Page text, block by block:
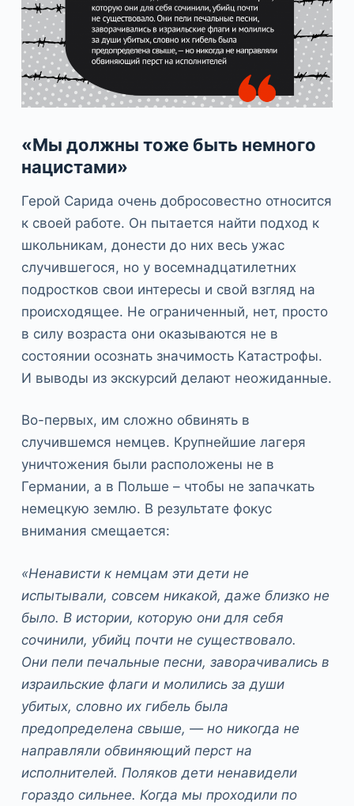
«Мы должны тоже быть немного
нацистами»
Герой Сарида очень добросовестно относится
к своей работе. Он пытается найти подход к
школьникам, донести до них весь ужас
случившегося, но у восемнадцатилетних
подростков свои интересы и свой взгляд на
происходящее. Не ограниченный, нет, просто
в силу возраста они оказываются не в
состоянии осознать значимость Катастрофы.
И выводы из экскурсий делают неожиданные.
Во-первых, им сложно обвинять в
случившемся немцев. Крупнейшие лагеря
уничтожения были расположены не в
Германии, а в Польше – чтобы не запачкать
немецкую землю. В результате фокус
внимания смещается:
«Ненависти к немцам эти дети не
испытывали, совсем никакой, даже близко не
было. В истории, которую они для себя
сочинили, убийц почти не существовало.
Они пели печальные песни, заворачивались в
израильские флаги и молились за души
убитых, словно их гибель была
предопределена свыше, — но никогда не
направляли обвиняющий перст на
исполнителей. Поляков дети ненавидели
гораздо сильнее. Когда мы проходили по